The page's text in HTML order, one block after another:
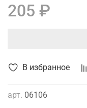
В избранное
арт. 06106
205 ₽